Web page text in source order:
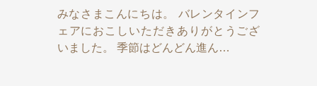
みなさまこんにちは。 バレンタインフ
ェアにおこしいただきありがとうござ
いました。 季節はどんどん進ん…